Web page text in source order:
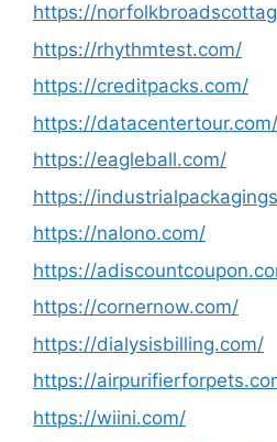
https://
https://rhythmtest.com/
https://creditpacks.com/
https://datacentertour.com/
https://eagleball.com/
https://
https://nalono.com/
https://
https://cornernow.com/
https://dialysisbilling.com/
https://
https://wiini.com/